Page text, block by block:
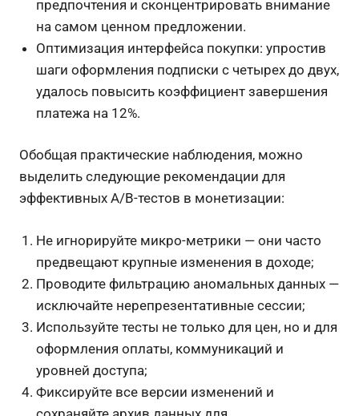
предпочтения и сконцентрировать внимание
на самом ценном предложении.
Оптимизация интерфейса покупки: упростив
шаги оформления подписки с четырех до двух,
удалось повысить коэффициент завершения
платежа на 12%.
Обобщая практические наблюдения, можно
выделить следующие рекомендации для
эффективных A/B-тестов в монетизации:
Не игнорируйте микро-метрики — они часто
предвещают крупные изменения в доходе;
Проводите фильтрацию аномальных данных —
исключайте нерепрезентативные сессии;
Используйте тесты не только для цен, но и для
оформления оплаты, коммуникаций и
уровней доступа;
Фиксируйте все версии изменений и